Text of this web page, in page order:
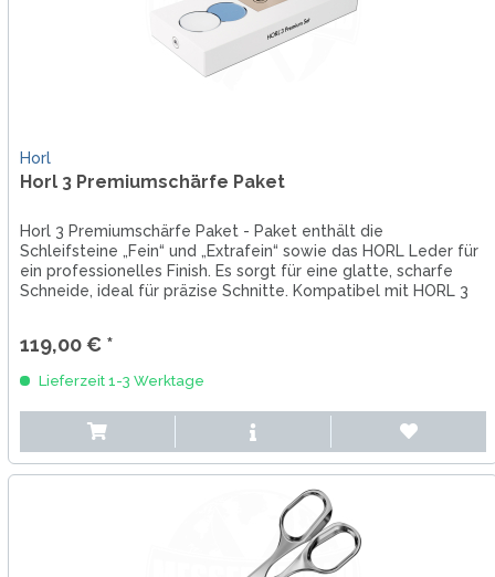
Horl
Horl 3 Premiumschärfe Paket
Horl 3 Premiumschärfe Paket - Paket enthält die
Schleifsteine „Fein“ und „Extrafein“ sowie das HORL Leder für
ein professionelles Finish. Es sorgt für eine glatte, scharfe
Schneide, ideal für präzise Schnitte. Kompatibel mit HORL 3
119,00 € *
Lieferzeit 1-3 Werktage